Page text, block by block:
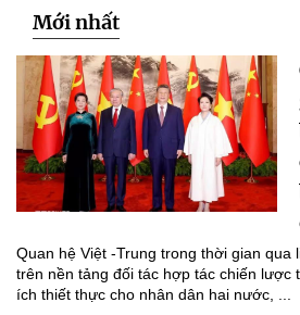
Mới nhất
Quan hệ Việt -Trung trong thời gian qua
trên nền tảng đối tác hợp tác chiến lược
ích thiết thực cho nhân dân hai nước, ...